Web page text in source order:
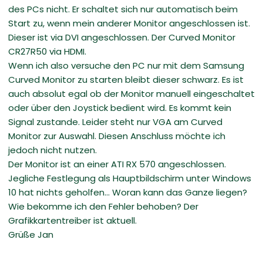
des PCs nicht. Er schaltet sich nur automatisch beim
Start zu, wenn mein anderer Monitor angeschlossen ist.
Dieser ist via DVI angeschlossen. Der Curved Monitor
CR27R50 via HDMI.
Wenn ich also versuche den PC nur mit dem Samsung
Curved Monitor zu starten bleibt dieser schwarz. Es ist
auch absolut egal ob der Monitor manuell eingeschaltet
oder über den Joystick bedient wird. Es kommt kein
Signal zustande. Leider steht nur VGA am Curved
Monitor zur Auswahl. Diesen Anschluss möchte ich
jedoch nicht nutzen.
Der Monitor ist an einer ATI RX 570 angeschlossen.
Jegliche Festlegung als Hauptbildschirm unter Windows
10 hat nichts geholfen... Woran kann das Ganze liegen?
Wie bekomme ich den Fehler behoben? Der
Grafikkartentreiber ist aktuell.
Grüße Jan